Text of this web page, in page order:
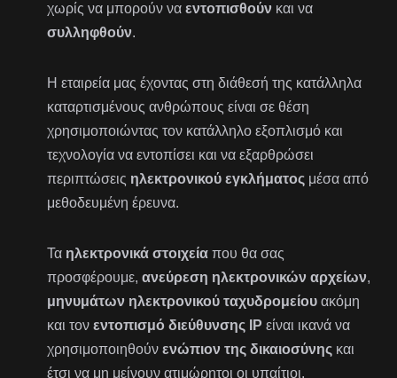
χωρίς να μπορούν ναεντοπισθούν και να
συλληφθούν.
Η εταιρεία μας έχοντας στη διάθεσή της κατάλληλα
καταρτισμένους ανθρώπους είναι σε θέση
χρησιμοποιώντας τον κατάλληλο εξοπλισμό και
τεχνολογία να εντοπίσει και να εξαρθρώσει
περιπτώσεις ηλεκτρονικού εγκλήματος μέσα από
μεθοδευμένη έρευνα.
Τα ηλεκτρονικά στοιχεία που θα σας
προσφέρουμε,ανεύρεση ηλεκτρονικών αρχείων,
μηνυμάτων ηλεκτρονικού ταχυδρομείου ακόμη
και τονεντοπισμό διεύθυνσης ΙP είναι ικανά να
χρησιμοποιηθούν ενώπιον της δικαιοσύνης και
έτσι να μη μείνουν ατιμώρητοι οι υπαίτιοι.